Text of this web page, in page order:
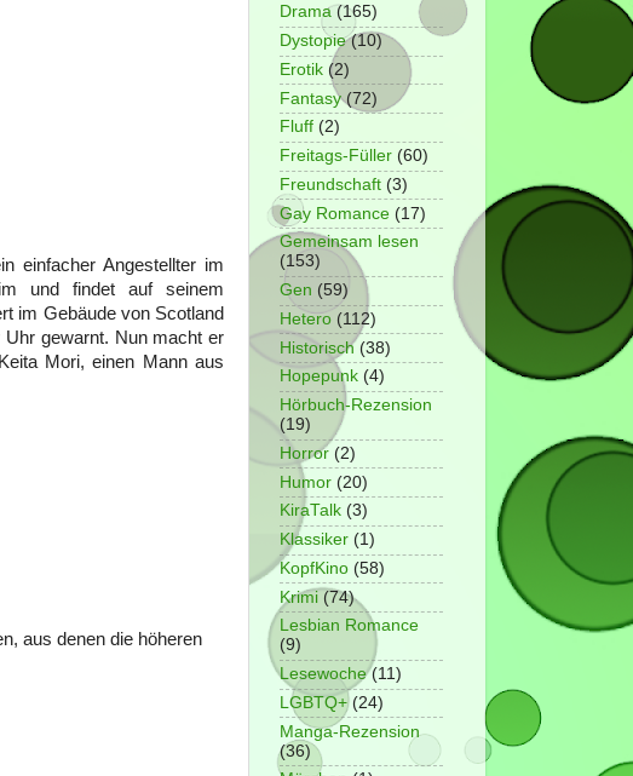
einfacher Angestellter im
und findet auf seinem
im Gebäude von Scotland
Uhr gewarnt. Nun macht er
Mori, einen Mann aus
aus denen die höheren
Drama (165)
Dystopie (10)
Erotik (2)
Fantasy (72)
Fluff (2)
Freitags-Füller (60)
Freundschaft (3)
Gay Romance (17)
Gemeinsam lesen
(153)
Gen (59)
Hetero (112)
Historisch (38)
Hopepunk (4)
Hörbuch-Rezension
(19)
Horror (2)
Humor (20)
KiraTalk (3)
Klassiker (1)
KopfKino (58)
Krimi (74)
Lesbian Romance
(9)
Lesewoche (11)
LGBTQ+ (24)
Manga-Rezension
(36)